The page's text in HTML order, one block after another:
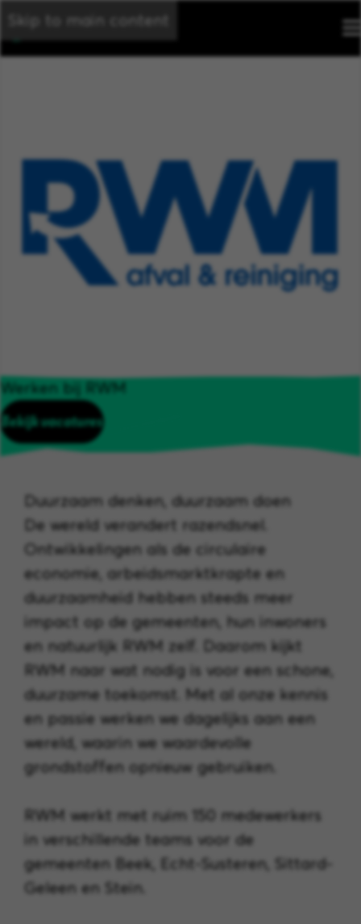
Skip to main content
Werken bij RWM
Bekijk vacatures
Duurzaam denken, duurzaam doen
De wereld verandert razendsnel.
Ontwikkelingen als de circulaire
economie, arbeidsmarktkrapte en
duurzaamheid hebben steeds meer
impact op de gemeenten, hun inwoners
en natuurlijk RWM zelf. Daarom kijkt
RWM naar wat nodig is voor een schone,
duurzame toekomst. Met al onze kennis
en passie werken we dagelijks aan een
wereld, waarin we waardevolle
grondstoffen opnieuw gebruiken.
RWM werkt met ruim 150 medewerkers
in verschillende teams voor de
gemeenten Beek, Echt-Susteren, Sittard-
Geleen en Stein.